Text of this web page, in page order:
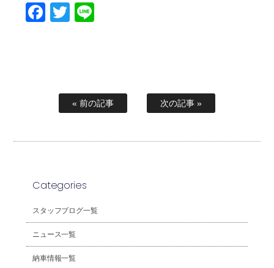
Facebook
Twitter
« 前の記事 次の記事 »
Categories
スタッフブログ一覧
ニュース一覧
納車情報一覧